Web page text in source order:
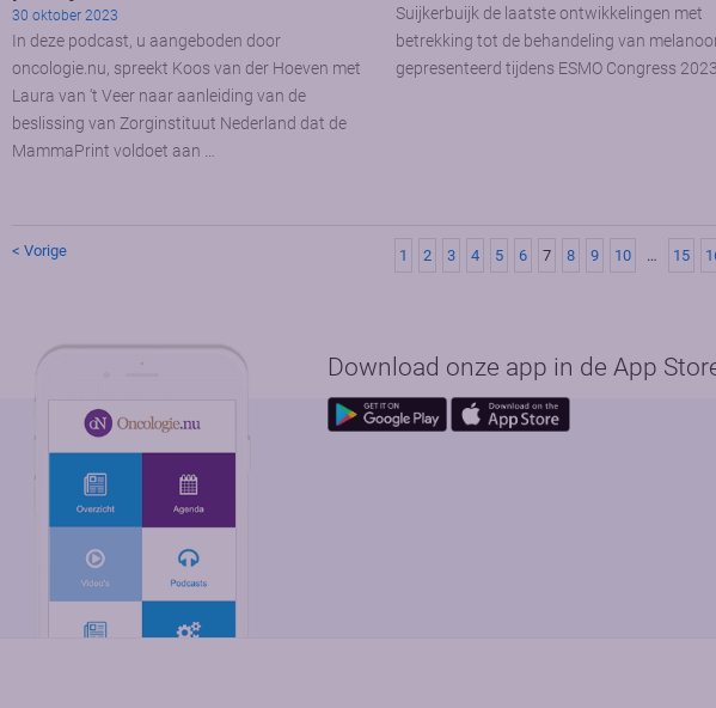
30 oktober 2023
In deze podcast, u aangeboden door
oncologie.nu, spreekt Koos van der Hoeven met
Laura van ‘t Veer naar aanleiding van de
beslissing van Zorginstituut Nederland dat de
MammaPrint voldoet aan …
Suijkerbuijk de laatste ontwikkelingen met
betrekking tot de behandeling van
gepresenteerd tijdens ESMO Congress
< Vorige 1 2 3 4 5 6 7 8 9 10 … 15
Download onze app in de App